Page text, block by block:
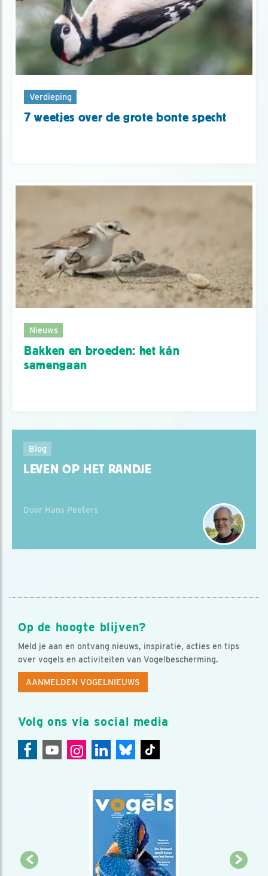
Verdieping
7 weetjes over de grote bonte specht
Nieuws
Bakken en broeden: het kán
samengaan
Blog
LEVEN OP HET RANDJE
Door Hans Peeters
Op de hoogte blijven?
Meld je aan en ontvang nieuws, inspiratie, acties en tips
over vogels en activiteiten van Vogelbescherming.
AANMELDEN VOGELNIEUWS
Volg ons via social media